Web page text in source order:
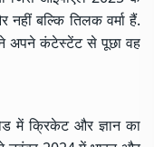
बल्कि तिलक वर्मा हैं.
ने अपने कंटेस्टेंट से पूछा वह
में क्रिकेट और ज्ञान का